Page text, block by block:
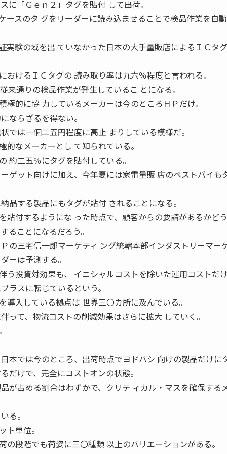
に「Ｇｅｎ２」タグを貼付 して出荷。
ースのタ グをリーダーに読み込ませることで検品作業を自
実験の域を出 ていなかった日本の大手量販店によるＩＣタ
おけるＩＣタグの 読み取り率は九六％程度と言われる。
来通りの検品作業が発生しているこ とになる。
的に協 力しているメーカーは今のところＨＰだけ。
ならざるを得ない。
では一個二五円程度に高止 まりしている模様だ。
なメーカーとし て知られている。
約二五％にタグを貼付している。
ゲット向けに加え、今年夏には家電量販 店のベストバイも
品する製品にもタグが貼付 されることになる。
貼付するようにな った時点で、顧客からの要請があるかど
ることになるだろう。
の三宅信一郎マーケティ ング統轄本部インダストリーマー
ーは予測する。
う投資対効果も、 イニシャルコストを除いた運用コストだ
ラスに転じているという。
入している拠点は 世界三〇カ所に及んでいる。
って、物流コストの削減効果はさらに拡大 していく。
本では今のところ、出荷時点でヨドバシ 向けの製品だけに
だけで、完全にコストオンの状態。
が占める割合はわずかで、クリテ ィカル・マスを確保する
る。
ト単位。
の段階でも荷姿に三〇種類 以上のバリエーションがある。